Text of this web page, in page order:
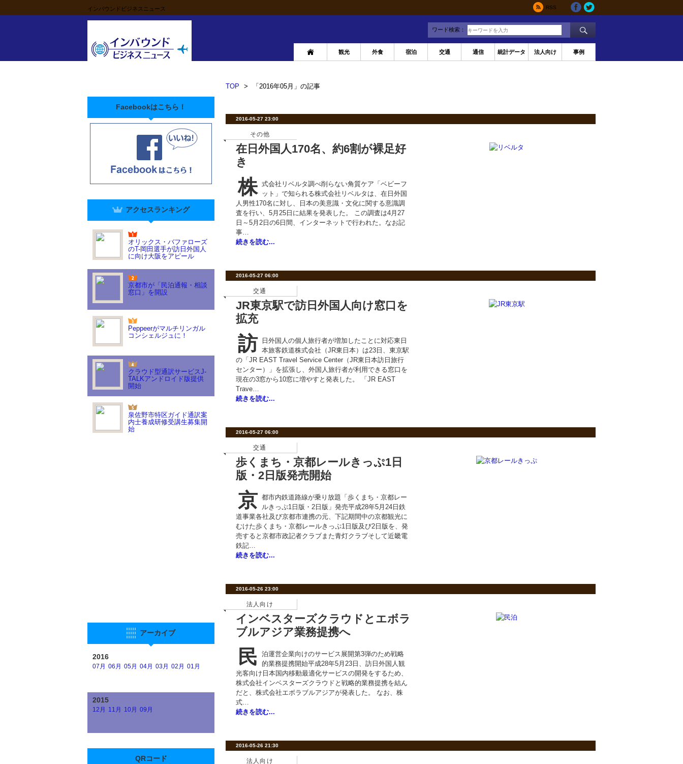
インバウンドビジネスニュース RSS
ワード検索：
観光 外食 宿泊 交通 通信 統計データ 法人向け 事例
Facebookはこちら！
アクセスランキング
オリックス・バファローズ
のT-岡田選手が訪日外国人
に向け大阪をアピール
京都市が「民泊通報・相談
窓口」を開設
Peppeerがマルチリンガル
コンシェルジュに！
クラウド型通訳サービスJ-
TALKアンドロイド版提供
開始
泉佐野市特区ガイド通訳案
内士養成研修受講生募集開
始
アーカイブ
2016
07月 06月 05月 04月 03月 02月 01月
2015
12月 11月 10月 09月
QRコード
TOP > 「2016年05月」の記事
2016-05-27 23:00
その他
在日外国人170名、約6割が裸足好
き
株 式会社リベルタ調べ削らない角質ケア「ベビーフ
ット」で知られる株式会社リベルタは、在日外国
人男性170名に対し、日本の美意識・文化に関する意識調
査を行い、5月25日に結果を発表した。 この調査は4月27
日～5月2日の6日間、インターネットで行われた。なお記
事…
続きを読む...
2016-05-27 06:00
交通
JR東京駅で訪日外国人向け窓口を
拡充
訪
日外国人の個人旅行者が増加したことに対応東日
本旅客鉄道株式会社（JR東日本）は23日、東京駅
の「JR EAST Travel Service Center（JR東日本訪日旅行
センター）」を拡張し、外国人旅行者が利用できる窓口を
現在の3窓から10窓に増やすと発表した。 「JR EAST
Trave…
続きを読む...
2016-05-27 06:00
交通
歩くまち・京都レールきっぷ1日
版・2日版発売開始
京 都市内鉄道路線が乗り放題「歩くまち・京都レー
ルきっぷ1日版・2日版」発売平成28年5月24日鉄
道事業各社及び京都市連携の元、下記期間中の京都観光に
むけた歩くまち・京都レールきっぷ1日版及び2日版を、発
売すると京都市政記者クラブまた青灯クラブそして近畿電
鉄記…
続きを読む...
2016-05-26 23:00
法人向け
インベスターズクラウドとエボラ
ブルアジア業務提携へ
民
泊運営企業向けのサービス展開第3弾のため戦略
的業務提携開始平成28年5月23日、訪日外国人観
光客向け日本国内移動最適化サービスの開発をするため、
株式会社インベスターズクラウドと戦略的業務提携を結ん
だと、株式会社エボラブルアジアが発表した。 なお、株
式…
続きを読む...
2016-05-26 21:30
法人向け